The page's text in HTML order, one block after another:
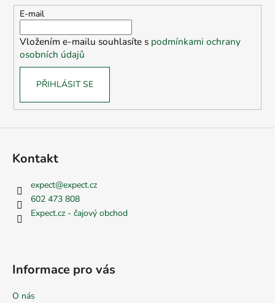
E-mail
Vložením e-mailu souhlasíte s podmínkami ochrany
osobních údajů
PŘIHLÁSIT SE
Kontakt
expect@expect.cz
602 473 808
Expect.cz - čajový obchod
Informace pro vás
O nás